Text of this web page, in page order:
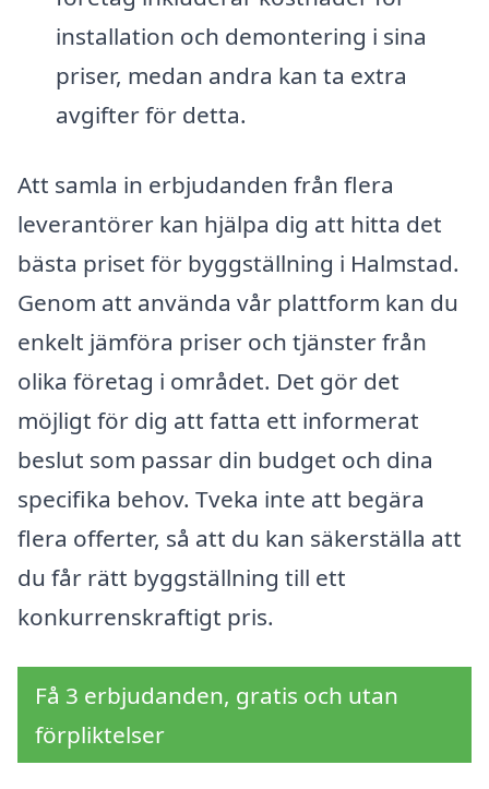
installation och demontering i sina
priser, medan andra kan ta extra
avgifter för detta.
Att samla in erbjudanden från flera
leverantörer kan hjälpa dig att hitta det
bästa priset för byggställning i Halmstad.
Genom att använda vår plattform kan du
enkelt jämföra priser och tjänster från
olika företag i området. Det gör det
möjligt för dig att fatta ett informerat
beslut som passar din budget och dina
specifika behov. Tveka inte att begära
flera offerter, så att du kan säkerställa att
du får rätt byggställning till ett
konkurrenskraftigt pris.
Få 3 erbjudanden, gratis och utan
förpliktelser